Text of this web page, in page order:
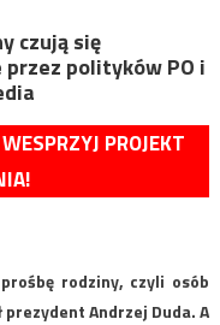
czują się
polityków PO i
PROJEKT
rodziny, czyli osób
Andrzej Duda. A